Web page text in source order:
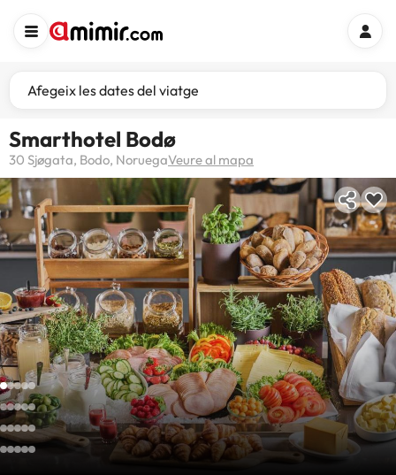
Afegeix les dates del viatge
Smarthotel Bodø
30 Sjøgata, Bodo, NoruegaVeure al mapa